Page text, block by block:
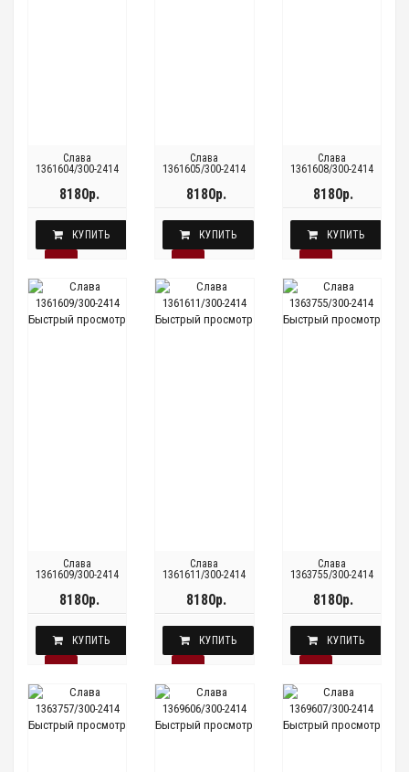
Слава
1361604/300-2414
8180р.
КУПИТЬ
Слава
1361605/300-2414
8180р.
КУПИТЬ
Слава
1361608/300-2414
8180р.
КУПИТЬ
Быстрый просмотр
Слава
1361609/300-2414
8180р.
КУПИТЬ
Быстрый просмотр
Слава
1361611/300-2414
8180р.
КУПИТЬ
Быстрый просмотр
Слава
1363755/300-2414
8180р.
КУПИТЬ
Быстрый просмотр Быстрый просмотр Быстрый просмотр